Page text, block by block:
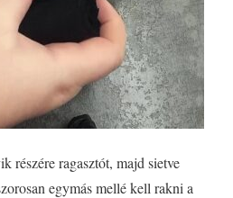
részére ragasztót, majd sietve
egymás mellé kell rakni a